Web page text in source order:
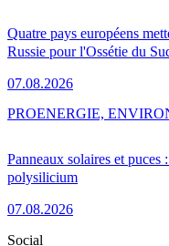
Quatre pays européens
Russie pour l'Ossétie du
07.08.2026
Panneaux solaires et
polysilicium
07.08.2026
PROENERGIE,
Social